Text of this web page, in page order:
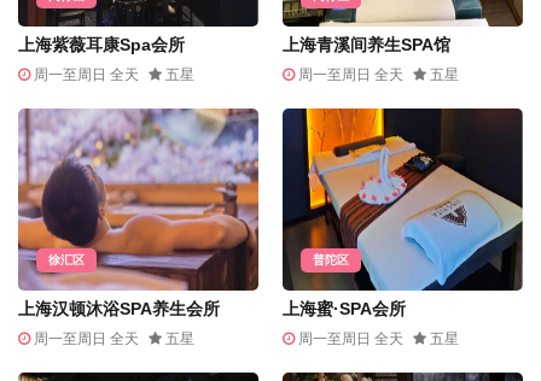
上海紫薇耳康Spa会所
周一至周日 全天 五星
上海青溪间养生SPA馆
周一至周日 全天 五星
徐汇区
上海汉顿沐浴SPA养生会所
周一至周日 全天 五星
普陀区
上海蜜·SPA会所
周一至周日 全天 五星